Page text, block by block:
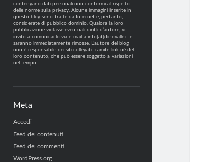
contengano dati personali non conformi al rispetto
delle norme sulla privacy. Alcune immagini inserite in
questo blog sono tratte da Internet e, pertanto,
considerate di pubblico dominio. Qualora la loro
pubblicazione violasse eventuali diritti d’autore, vi
invito a comunicarlo via e-mail a info[at]dinovalle.it e
saranno immediatamente rimosse. L’autore del blog
non è responsabile dei siti collegati tramite link né del
loro contenuto, che può essere soggetto a variazioni
nel tempo.
Meta
Accedi
Feed dei contenuti
Feed dei commenti
WordPress.org